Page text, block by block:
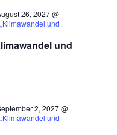
und
26, 2027 @
und
2, 2027 @
und